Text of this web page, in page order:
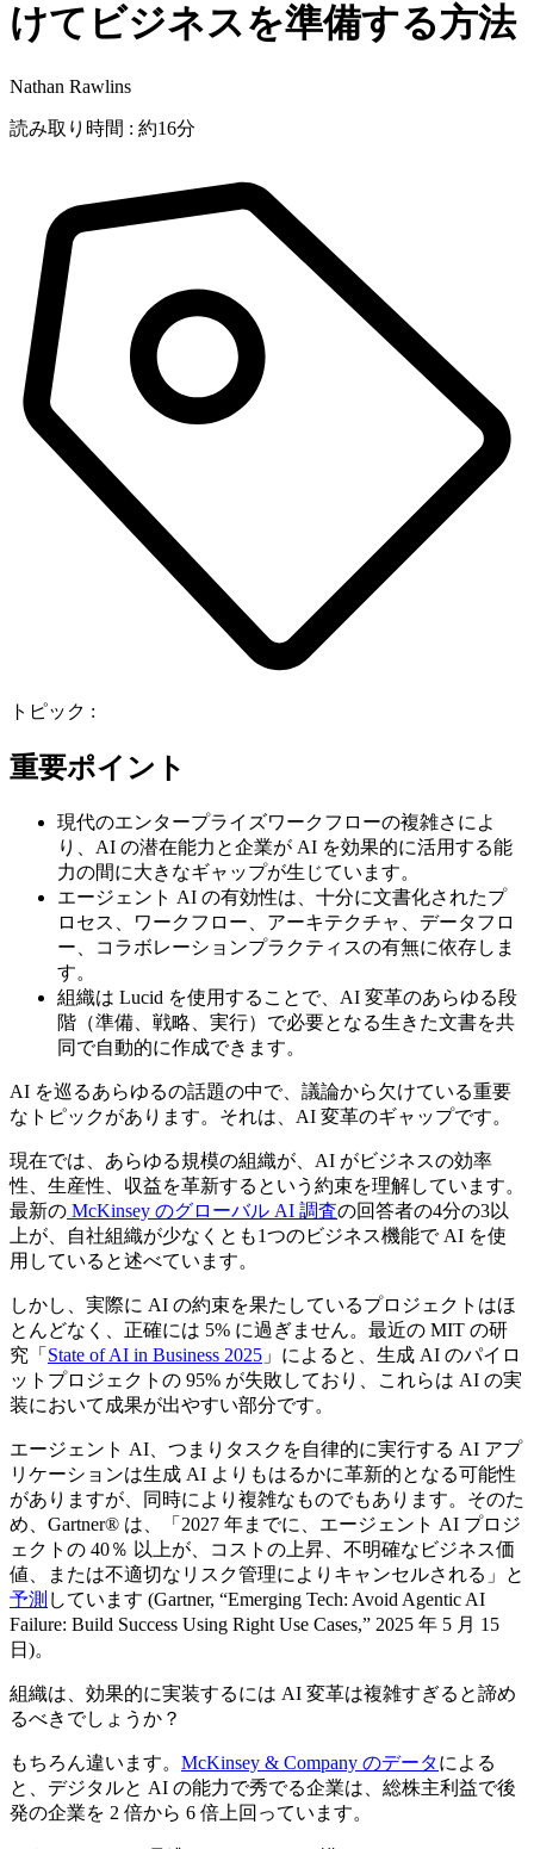
けてビジネスを準備する方法
Nathan Rawlins
読み取り時間 : 約16分
トピック :
重要ポイント
現代のエンタープライズワークフローの複雑さによ
り、AI の潜在能力と企業が AI を効果的に活用する能
力の間に大きなギャップが生じています。
エージェント AI の有効性は、十分に文書化されたプ
ロセス、ワークフロー、アーキテクチャ、データフロ
ー、コラボレーションプラクティスの有無に依存しま
す。
組織は Lucid を使用することで、AI 変革のあらゆる段
階（準備、戦略、実行）で必要となる生きた文書を共
同で自動的に作成できます。
AI を巡るあらゆるの話題の中で、議論から欠けている重要
なトピックがあります。それは、AI 変革のギャップです。
現在では、あらゆる規模の組織が、AI がビジネスの効率
性、生産性、収益を革新するという約束を理解しています。
最新の McKinsey のグローバル AI 調査の回答者の4分の3以
上が、自社組織が少なくとも1つのビジネス機能で AI を使
用していると述べています。
しかし、実際に AI の約束を果たしているプロジェクトはほ
とんどなく、正確には 5% に過ぎません。最近の MIT の研
究「 State of AI in Business 2025 」によると、生成 AI のパイロ
ットプロジェクトの 95% が失敗しており、これらは AI の実
装において成果が出やすい部分です。
エージェント AI、つまりタスクを自律的に実行する AI アプ
リケーションは生成 AI よりもはるかに革新的となる可能性
がありますが、同時により複雑なものでもあります。そのた
め、Gartner® は、「2027 年までに、エージェント AI プロジ
ェクトの 40％ 以上が、コストの上昇、不明確なビジネス価
値、または不適切なリスク管理によりキャンセルされる」と
予測 しています (Gartner, “Emerging Tech: Avoid Agentic AI
Failure: Build Success Using Right Use Cases,” 2025 年 5 月 15
日)。
組織は、効果的に実装するには AI 変革は複雑すぎると諦め
るべきでしょうか？
もちろん違います。 McKinsey & Company のデータによる
と、デジタルと AI の能力で秀でる企業は、総株主利益で後
発の企業を 2 倍から 6 倍上回っています。